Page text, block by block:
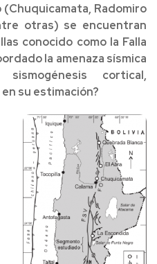
Radomiro
otras) se encuentran
conocido como la Falla
la amenaza sísmica
cortical,
su estimación?